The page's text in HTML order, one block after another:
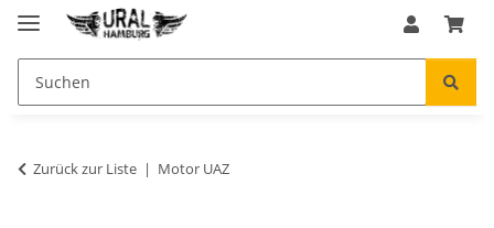
Zurück zur Liste Motor UAZ